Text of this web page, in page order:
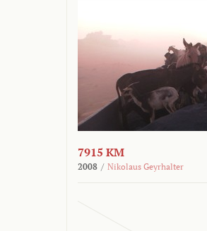
7915 KM
2008 / Nikolaus Geyrhalter